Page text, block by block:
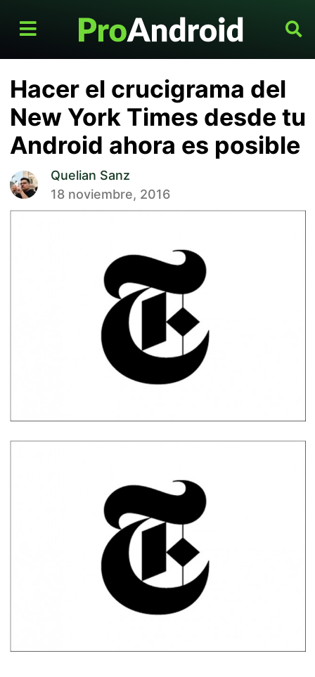
Hacer el crucigrama del
New York Times desde tu
Android ahora es posible
Quelian Sanz
18 noviembre, 2016